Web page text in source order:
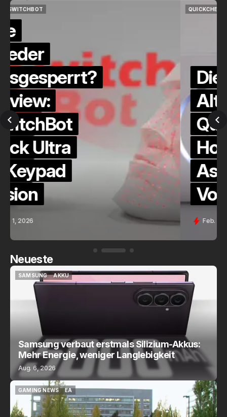
QUICKCHECK
Die Alexa-
Alternative?
QuickCheck:
Home
Assistant
Voice (PE)
Neueste
SAMSUNG
SAMSUNG
AKKU
AKKU
Samsung verbaut erstmals Silizium-Akkus:
Mehr Energie, weniger Langlebigkeit
Aug. 6, 2026
GAMING NEWS
GAMING NEWS
EA
EA